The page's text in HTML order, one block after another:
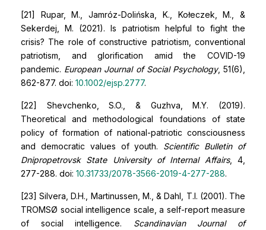
[21] Rupar, M., Jamróz-Dolińska, K., Kołeczek, M., &
Sekerdej, M. (2021). Is patriotism helpful to fight the
crisis? The role of constructive patriotism, conventional
patriotism, and glorification amid the COVID-19
pandemic. European Journal of Social Psychology, 51(6),
862-877. doi: 10.1002/ejsp.2777.
[22] Shevchenko, S.O., & Guzhva, M.Y. (2019).
Theoretical and methodological foundations of state
policy of formation of national-patriotic consciousness
and democratic values of youth. Scientific Bulletin of
Dnipropetrovsk State University of Internal Affairs, 4,
277-288. doi: 10.31733/2078-3566-2019-4-277-288.
[23] Silvera, D.H., Martinussen, M., & Dahl, T.I. (2001). The
TROMSØ social intelligence scale, a self-report measure
of social intelligence. Scandinavian Journal of